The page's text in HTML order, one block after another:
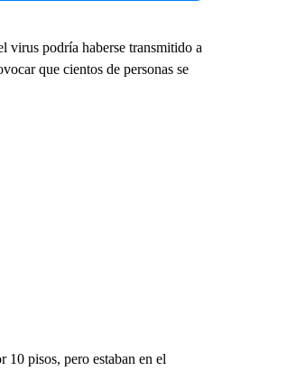
virus podría haberse transmitido a
que cientos de personas se
pisos, pero estaban en el